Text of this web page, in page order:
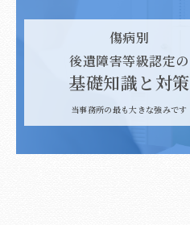
傷病別
後遺障害等級認定の
基礎知識と対策
当事務所の最も大きな強みです